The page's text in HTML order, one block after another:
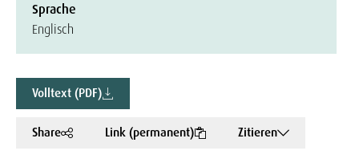
Sprache
Englisch
Volltext (PDF)
Share Link (permanent) Zitieren